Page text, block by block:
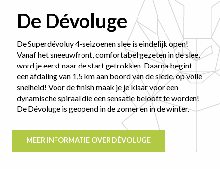
De Dévoluge
De Superdévoluy 4-seizoenen slee is eindelijk open!
Vanaf het sneeuwfront, comfortabel gezeten in de slee,
word je eerst naar de start getrokken. Daarna begint
een afdaling van 1,5 km aan boord van de slede, op volle
snelheid! Voor de finish maak je je klaar voor een
dynamische spiraal die een sensatie belooft te worden!
De Dévoluge is geopend in de zomer en in de winter.
MEER INFORMATIE OVER DÉVOLUGE